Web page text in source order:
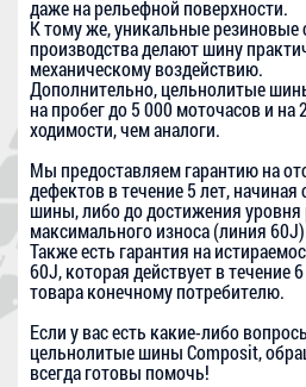
даже на рельефной поверхности.
К тому же, уникальные резиновые
производства делают шину
механическому воздействию.
Дополнительно, цельнолитые
на пробег до 5 000 моточасов и на
ходимости, чем аналоги.
Мы предоставляем гарантию на
дефектов в течение 5 лет,
шины, либо до достижения
максимального износа (линия
Также есть гарантия на
60J, которая действует в течение
товара конечному потребителю.
Если у вас есть какие-либо
цельнолитые шины Composit,
всегда готовы помочь!